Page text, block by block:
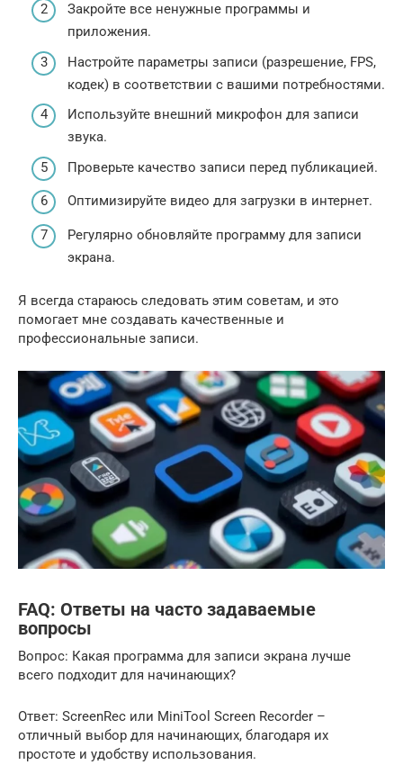
Закройте все ненужные программы и
приложения.
Настройте параметры записи (разрешение, FPS,
кодек) в соответствии с вашими потребностями.
Используйте внешний микрофон для записи
звука.
Проверьте качество записи перед публикацией.
Оптимизируйте видео для загрузки в интернет.
Регулярно обновляйте программу для записи
экрана.
Я всегда стараюсь следовать этим советам, и это
помогает мне создавать качественные и
профессиональные записи.
FAQ: Ответы на часто задаваемые
вопросы
Вопрос: Какая программа для записи экрана лучше
всего подходит для начинающих?
Ответ: ScreenRec или MiniTool Screen Recorder –
отличный выбор для начинающих, благодаря их
простоте и удобству использования.